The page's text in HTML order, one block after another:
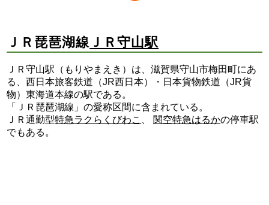
ＪＲ琵琶湖線 ＪＲ守山駅
ＪＲ守山駅（もりやまえき）は、滋賀県守山市梅田町にあ
る、西日本旅客鉄道（JR西日本）・日本貨物鉄道（JR貨
物）東海道本線の駅である。
「ＪＲ琵琶湖線」の愛称区間に含まれている。
ＪＲ通勤型特急ラクらくびわこ 、 関空特急はるかの停車駅
でもある。